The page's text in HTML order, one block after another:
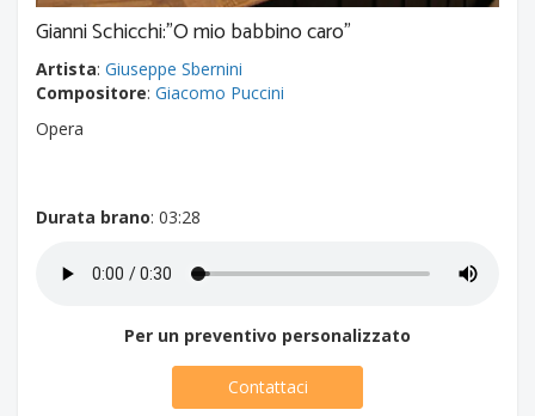
Gianni Schicchi:"O mio babbino caro"
Artista: Giuseppe Sbernini
Compositore: Giacomo Puccini
Opera
Durata brano: 03:28
Per un preventivo personalizzato
Contattaci